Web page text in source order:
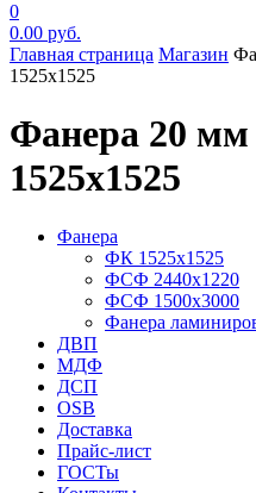
0
0.00 руб.
Главная страница Магазин
1525х1525
Фанера 20
1525х1525
Фанера
ФК 1525х1525
ФСФ 2440х1220
ФСФ 1500х3000
Фанера
ДВП
МДФ
ДСП
OSB
Доставка
Прайс-лист
ГОСТы